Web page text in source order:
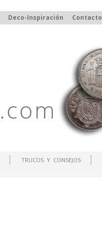
Deco-Inspiración Contacto
TRUCOS Y CONSEJOS